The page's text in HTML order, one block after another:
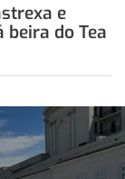
e
do Tea